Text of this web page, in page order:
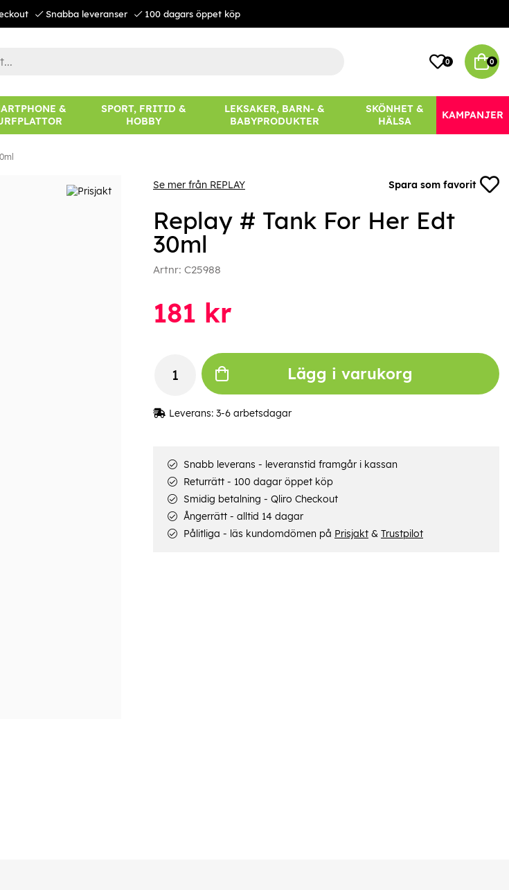
Snabba leveranser 100 dagars öppet köp
0 0
&
SPORT, FRITID &
HOBBY
LEKSAKER, BARN- &
BABYPRODUKTER
SKÖNHET &
HÄLSA
KAMPANJER
Se mer från REPLAY Spara som favorit
Replay # Tank For Her Edt
30ml
Artnr: C25988
181 kr
Lägg i varukorg
Leverans: 3-6 arbetsdagar
Snabb leverans - leveranstid framgår i kassan
Returrätt - 100 dagar öppet köp
Smidig betalning - Qliro Checkout
Ångerrätt - alltid 14 dagar
Pålitliga - läs kundomdömen på Prisjakt& Trustpilot